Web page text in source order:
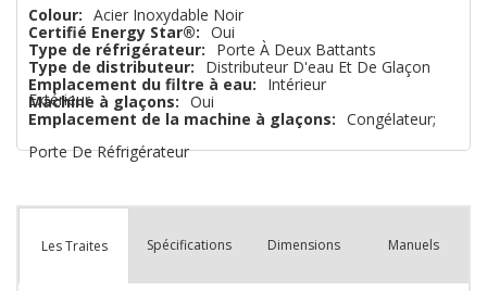
Colour: Acier Inoxydable Noir
Certifié Energy Star®: Oui
Type de réfrigérateur:
Porte À Deux Battants
Type de distributeur:
Distributeur D'eau Et De Glaçon
Extérieur
Emplacement du filtre à eau:
Intérieur
Machine à glaçons: Oui
Emplacement de la machine à glaçons: Congélateur;
Porte De Réfrigérateur
Les Traites Spécifications Dimensions Manuels